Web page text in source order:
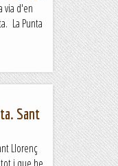
via d'en
La Punta
Sant
Llorenç